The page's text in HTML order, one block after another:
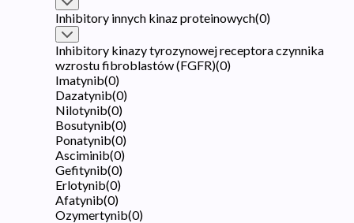
Inhibitory innych kinaz proteinowych(0)
Inhibitory kinazy tyrozynowej receptora czynnika
wzrostu fibroblastów (FGFR)(0)
Imatynib(0)
Dazatynib(0)
Nilotynib(0)
Bosutynib(0)
Ponatynib(0)
Asciminib(0)
Gefitynib(0)
Erlotynib(0)
Afatynib(0)
Ozymertynib(0)